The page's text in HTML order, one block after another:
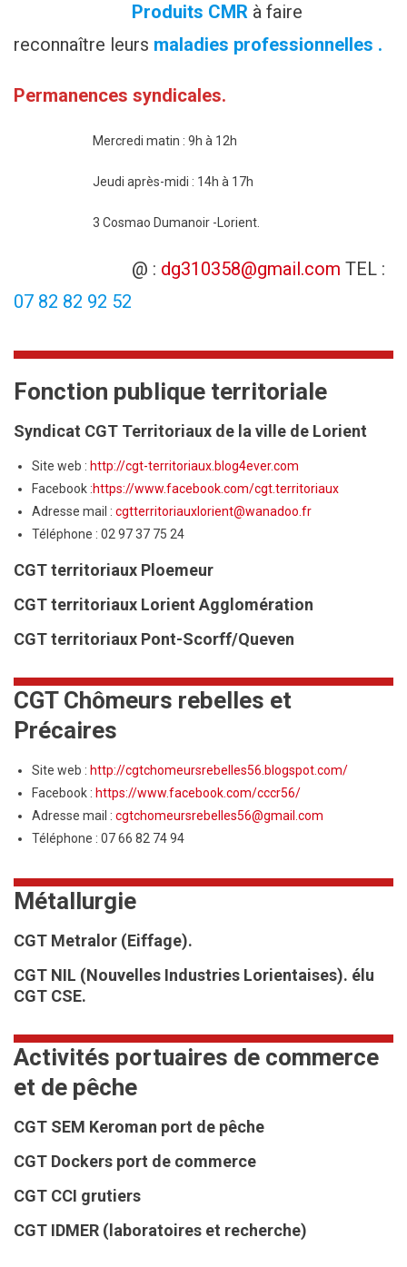
Produits CMR à faire
reconnaître leurs maladies professionnelles .
Permanences syndicales.
Mercredi matin : 9h à 12h
Jeudi après-midi : 14h à 17h
3 Cosmao Dumanoir -Lorient.
@ : dg310358@gmail.com TEL :
07 82 82 92 52
Fonction publique territoriale
Syndicat CGT Territoriaux de la ville de Lorient
Site web : http://cgt-territoriaux.blog4ever.com
Facebook :https://www.facebook.com/cgt.territoriaux
Adresse mail : cgtterritoriauxlorient@wanadoo.fr
Téléphone : 02 97 37 75 24
CGT territoriaux Ploemeur
CGT territoriaux Lorient Agglomération
CGT territoriaux Pont-Scorff/Queven
CGT Chômeurs rebelles et
Précaires
Site web : http://cgtchomeursrebelles56.blogspot.com/
Facebook : https://www.facebook.com/cccr56/
Adresse mail : cgtchomeursrebelles56@gmail.com
Téléphone : 07 66 82 74 94
Métallurgie
CGT Metralor (Eiffage).
CGT NIL (Nouvelles Industries Lorientaises). élu
CGT CSE.
Activités portuaires de commerce
et de pêche
CGT SEM Keroman port de pêche
CGT Dockers port de commerce
CGT CCI grutiers
CGT IDMER (laboratoires et recherche)